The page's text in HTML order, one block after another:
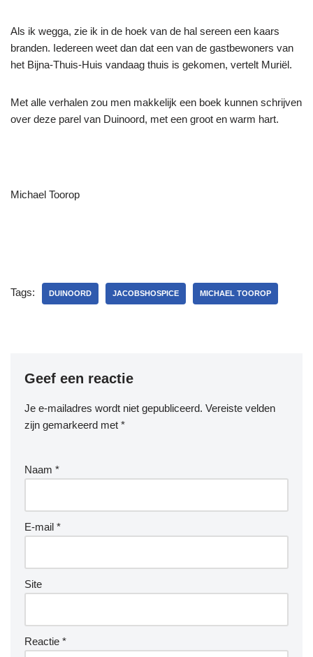
Als ik wegga, zie ik in de hoek van de hal sereen een kaars
branden. Iedereen weet dan dat een van de gastbewoners van
het Bijna-Thuis-Huis vandaag thuis is gekomen, vertelt Muriël.
Met alle verhalen zou men makkelijk een boek kunnen schrijven
over deze parel van Duinoord, met een groot en warm hart.
Michael Toorop
Tags: DUINOORD JACOBSHOSPICE MICHAEL TOOROP
Geef een reactie
Je e-mailadres wordt niet gepubliceerd. Vereiste velden
zijn gemarkeerd met *
Naam *
E-mail *
Site
Reactie *